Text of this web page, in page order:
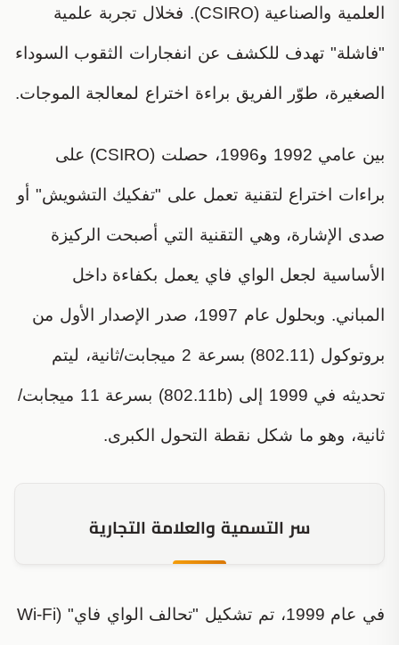
العلمية والصناعية (CSIRO). فخلال تجربة علمية
"فاشلة" تهدف للكشف عن انفجارات الثقوب السوداء
الصغيرة، طوّر الفريق براءة اختراع لمعالجة الموجات.
بين عامي 1992 و1996، حصلت (CSIRO) على
براءات اختراع لتقنية تعمل على "تفكيك التشويش" أو
صدى الإشارة، وهي التقنية التي أصبحت الركيزة
الأساسية لجعل الواي فاي يعمل بكفاءة داخل
المباني. وبحلول عام 1997، صدر الإصدار الأول من
بروتوكول (802.11) بسرعة 2 ميجابت/ثانية، ليتم
تحديثه في 1999 إلى (802.11b) بسرعة 11 ميجابت/
ثانية، وهو ما شكل نقطة التحول الكبرى.
سر التسمية والعلامة التجارية
في عام 1999، تم تشكيل "تحالف الواي فاي" (Wi-Fi